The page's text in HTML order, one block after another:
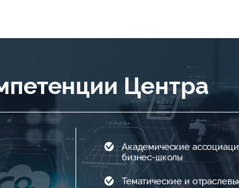
Центра
Академические
бизнес-школы
Тематические и